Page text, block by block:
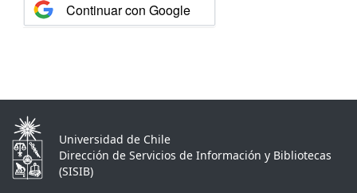
Continuar con Google
Universidad de Chile
Dirección de Servicios de Información y Bibliotecas
(SISIB)